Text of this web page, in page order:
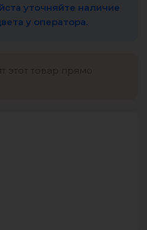
уточняйте наличие
у оператора.